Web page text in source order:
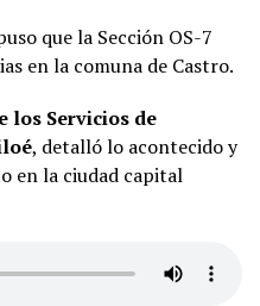
que la Sección OS-7
en la comuna de Castro.
los Servicios de
, detalló lo acontecido y
en la ciudad capital